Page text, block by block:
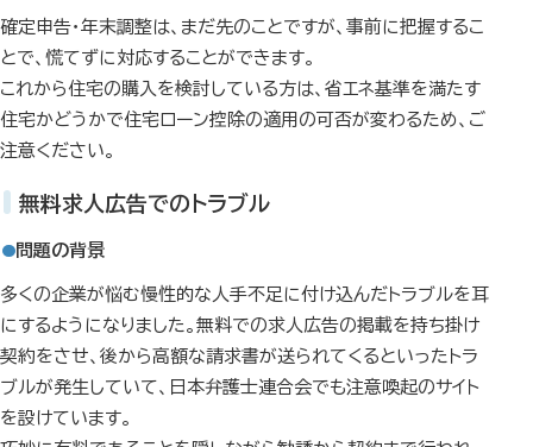
確定申告・年末調整は、まだ先のことですが、事前に把握するこ
とで、慌てずに対応することができます。
これから住宅の購入を検討している方は、省エネ基準を満たす
住宅かどうかで住宅ローン控除の適用の可否が変わるため、ご
注意ください。
無料求人広告でのトラブル
問題の背景
多くの企業が悩む慢性的な人手不足に付け込んだトラブルを耳
にするようになりました。無料での求人広告の掲載を持ち掛け
契約をさせ、後から高額な請求書が送られてくるといったトラ
ブルが発生していて、日本弁護士連合会でも注意喚起のサイト
を設けています。